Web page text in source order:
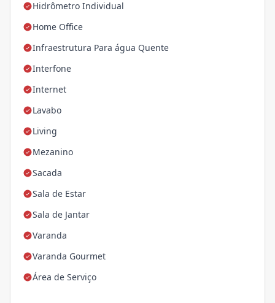
Hidrômetro Individual
Home Office
Infraestrutura Para água Quente
Interfone
Internet
Lavabo
Living
Mezanino
Sacada
Sala de Estar
Sala de Jantar
Varanda
Varanda Gourmet
Área de Serviço